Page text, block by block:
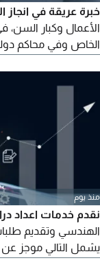
خبرة عريقة في
الأعمال وكبار السن،
الخاص وفي محاكم
منذ يوم
نقدم خدمات اعداد
الهندسي وتقديم
يشمل التالي موجز